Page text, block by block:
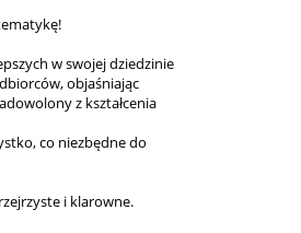
w swojej dziedzinie
objaśniając
z kształcenia
co niezbędne do
i klarowne.